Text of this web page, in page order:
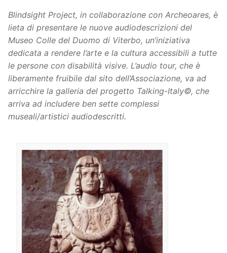
Blindsight Project, in collaborazione con Archeoares, è
lieta di presentare le nuove audiodescrizioni del
Museo Colle del Duomo di Viterbo, un’iniziativa
dedicata a rendere l’arte e la cultura accessibili a tutte
le persone con disabilità visive. L’audio tour, che è
liberamente fruibile dal sito dell’Associazione, va ad
arricchire la galleria del progetto Talking-Italy©, che
arriva ad includere ben sette complessi
museali/artistici audiodescritti.